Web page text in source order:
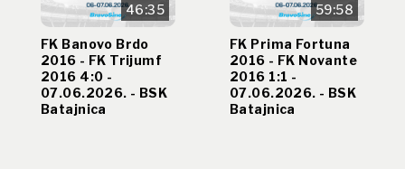
46:35
FK Banovo Brdo
2016 - FK Trijumf
2016 4:0 -
07.06.2026. - BSK
Batajnica
59:58
FK Prima Fortuna
2016 - FK Novante
2016 1:1 -
07.06.2026. - BSK
Batajnica